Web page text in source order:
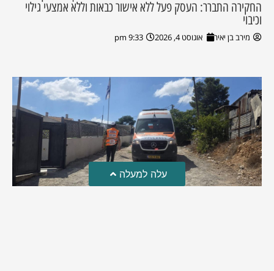
החקירה התברר: העסק פעל ללא אישור כבאות וללא אמצעי גילוי
וכיבוי
מירב בן יאיר אוגוסט 4, 2026 9:33 pm
עלה למעלה